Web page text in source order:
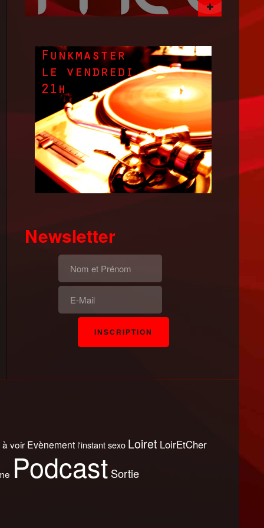
Newsletter
voir Evènement l'instant sexo Loiret LoirEtCher
Podcast Sortie